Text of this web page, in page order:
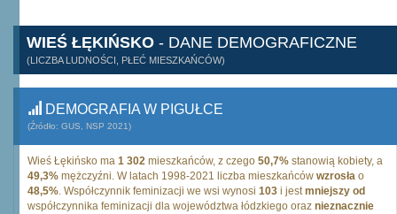
WIEŚ ŁĘKIŃSKO - DANE DEMOGRAFICZNE
(LICZBA LUDNOŚCI, PŁEĆ MIESZKAŃCÓW)
DEMOGRAFIA W PIGUŁCE
(Źródło: GUS, NSP 2021)
Wieś Łękińsko ma 1 302 mieszkańców, z czego 50,7% stanowią kobiety, a
49,3% mężczyźni. W latach 1998-2021 liczba mieszkańców wzrosła o
48,5%. Współczynnik feminizacji we wsi wynosi 103 i jestmniejszy od
współczynnika feminizacji dla województwa łódzkiego oraz nieznacznie